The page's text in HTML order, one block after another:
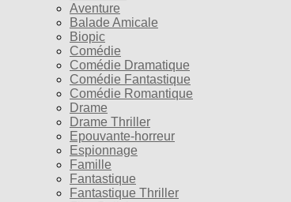
Aventure
Balade Amicale
Biopic
Comédie
Comédie Dramatique
Comédie Fantastique
Comédie Romantique
Drame
Drame Thriller
Epouvante-horreur
Espionnage
Famille
Fantastique
Fantastique Thriller